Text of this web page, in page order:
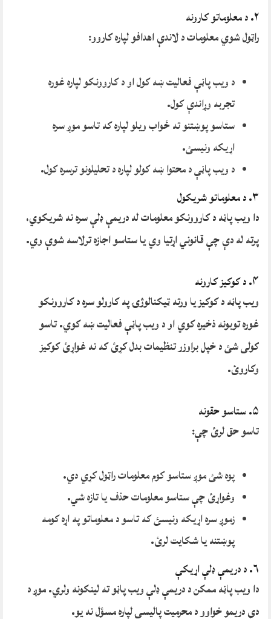
۲. د معلوماتو کارونه
راټول شوي معلومات د لاندې اهدافو لپاره کاروو:
د ویب پاڼې فعالیت ښه کول او د کاروونکو لپاره غوره
تجربه وړاندې کول.
ستاسو پوښتنو ته ځواب ویلو لپاره که تاسو موږ سره
اړیکه ونیسئ.
د ویب پاڼې د محتوا ښه کولو لپاره د تحلیلونو ترسره کول.
۳. د معلوماتو شریکول
دا ویب پاڼه د کاروونکو معلومات له دریمې ډلې سره نه شریکوي،
پرته له دې چې قانوني اړتیا وي یا ستاسو اجازه ترلاسه شوې وي.
۴. د کوکیز کارونه
ویب پاڼه د کوکیز یا ورته ټیکنالوژۍ په کارولو سره د کاروونکو
غوره توبونه ذخیره کوي او د ویب پاڼې فعالیت ښه کوي. تاسو
کولی شئ د خپل براوزر تنظیمات بدل کړئ که نه غواړئ کوکیز
وکاروئ.
۵. ستاسو حقونه
تاسو حق لرئ چې:
پوه شئ موږ ستاسو کوم معلومات راټول کړي دي.
وغواړئ چې ستاسو معلومات حذف یا تازه شي.
زموږ سره اړیکه ونیسئ که تاسو د معلوماتو په اړه کومه
پوښتنه یا شکایت لرئ.
۶. د دریمې ډلې اړیکې
دا ویب پاڼه ممکن د دریمې ډلې ویب پاڼو ته لینکونه ولري. موږ د
دې دریمو خواوو د محرمیت پالیسۍ لپاره مسؤل نه یو.